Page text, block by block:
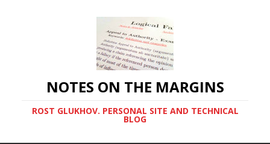
NOTES ON THE MARGINS
ROST GLUKHOV. PERSONAL SITE AND TECHNICAL
BLOG